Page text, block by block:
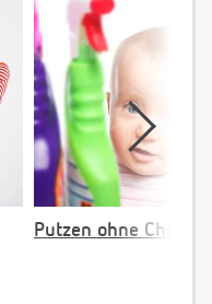
Putzen ohne Chemie